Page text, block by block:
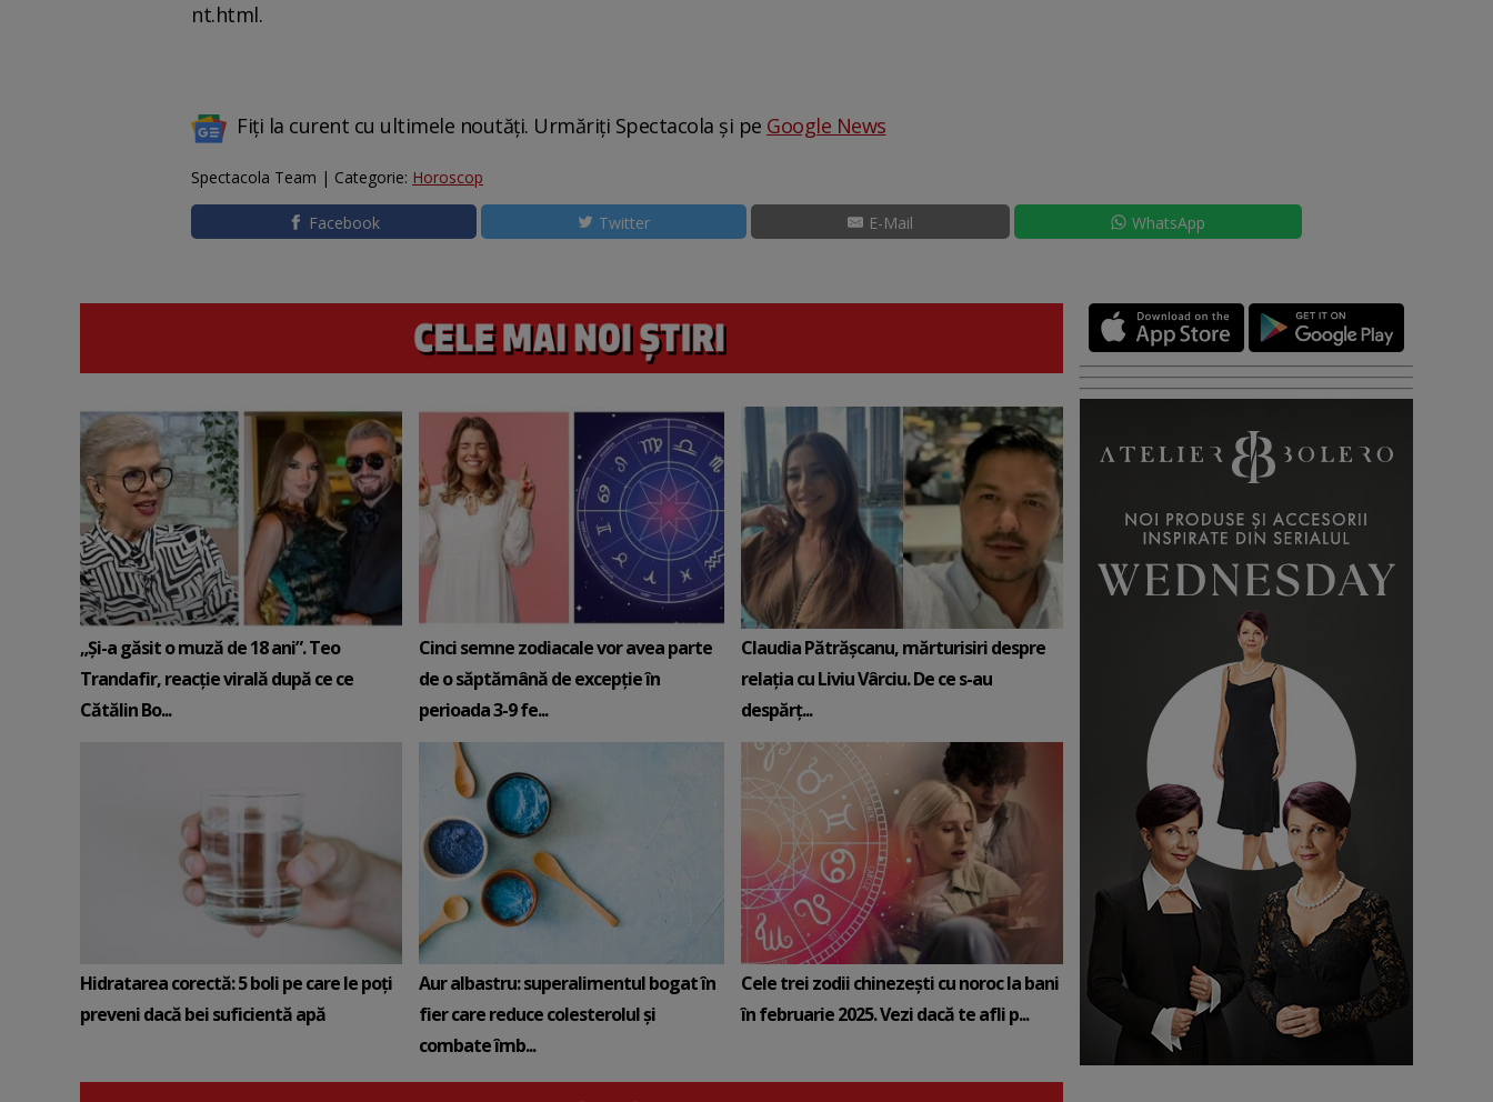
nt.html.
Fiți la curent cu ultimele noutăți. Urmăriți Spectacola și pe Google News
Spectacola Team | Categorie: Horoscop
Facebook Twitter E-Mail WhatsApp
„Și-a găsit o muză de 18 ani”. Teo
Trandafir, reacție virală după ce ce
Cătălin Bo...
Cinci semne zodiacale vor avea parte
de o săptămână de excepție în
perioada 3-9 fe...
Claudia Pătrășcanu, mărturisiri despre
relația cu Liviu Vârciu. De ce s-au
despărț...
Hidratarea corectă: 5 boli pe care le poți
preveni dacă bei suficientă apă
Aur albastru: superalimentul bogat în
fier care reduce colesterolul și
combate îmb...
Cele trei zodii chinezești cu noroc la bani
în februarie 2025. Vezi dacă te afli p...